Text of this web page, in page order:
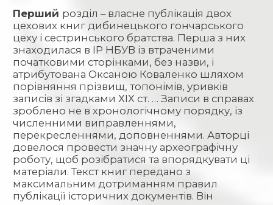
Перший розділ – власне публікація двох
цехових книг дибинецького гончарського
цеху і сестринського братства. Перша з них
знаходилася в ІР НБУВ із втраченими
початковими сторінками, без назви, і
атрибутована Оксаною Коваленко шляхом
порівняння прізвищ, топонімів, уривків
записів зі згадками ХІХ ст. … Записи в справах
зроблено не в хронологічному порядку, із
численними виправленнями,
перекресленнями, доповненнями. Авторці
довелося провести значну археографічну
роботу, щоб розібратися та впорядкувати ці
матеріали. Текст книг передано з
максимальним дотриманням правил
публікації історичних документів. Він